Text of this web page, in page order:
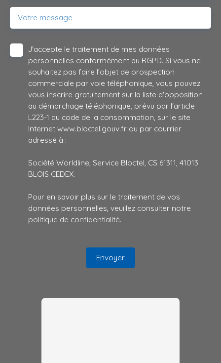
Votre message
J'accepte le traitement de mes données
personnelles conformément au RGPD. Si vous ne
souhaitez pas faire l'objet de prospection
commerciale par voie téléphonique, vous pouvez
vous inscrire gratuitement sur la liste d'opposition
au démarchage téléphonique, prévu par l'article
L223-1 du code de la consommation, sur le site
Internet www.bloctel.gouv.fr ou par courrier
adressé à :
Société Worldline, Service Bloctel, CS 61311, 41013
BLOIS CEDEX.
Pour en savoir plus sur le traitement de vos
données personnelles, veuillez consulter notre
politique de confidentialité.
Envoyer